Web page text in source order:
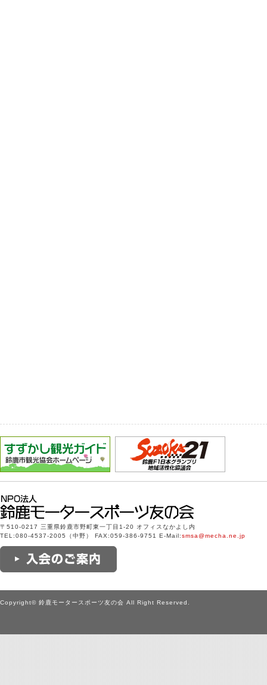
〒510-0217 三重県鈴鹿市野町東一丁目1-20 オフィスなかよし内
TEL:080-4537-2005（中野） FAX:059-386-9751 E-Mail:smsa@mecha.ne.jp
Copyright© 鈴鹿モータースポーツ友の会 All Right Reserved.